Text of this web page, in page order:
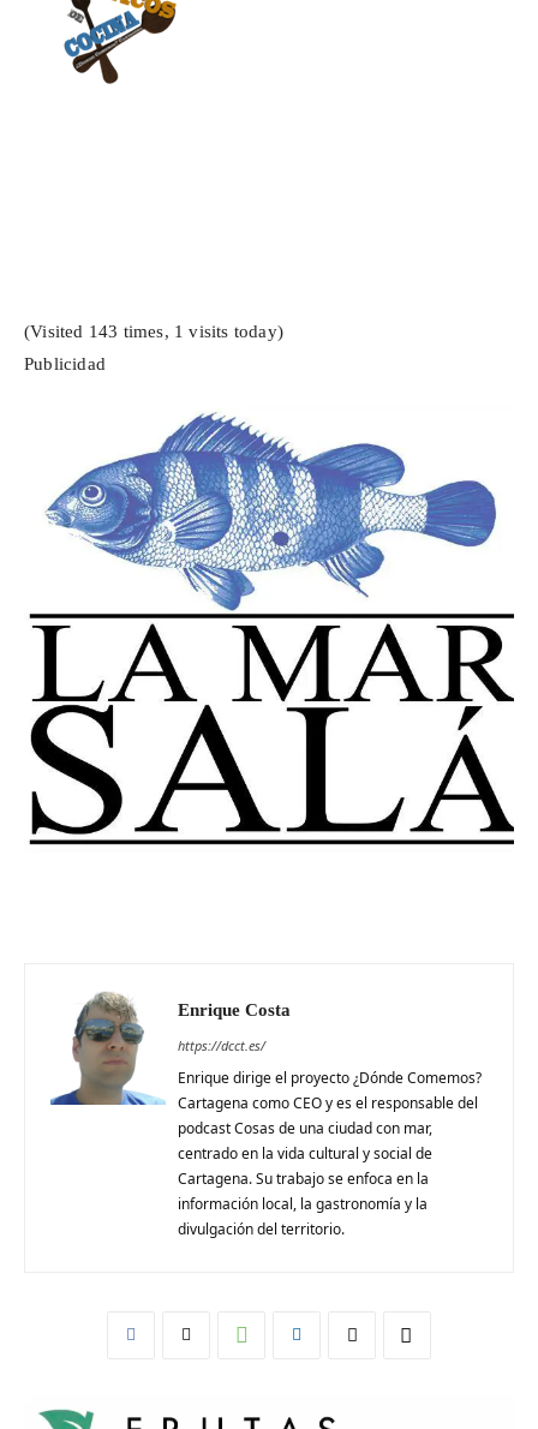
(Visited 143 times, 1 visits today)
Publicidad
Enrique Costa
https://dcct.es/
Enrique dirige el proyecto ¿Dónde Comemos?
Cartagena como CEO y es el responsable del
podcast Cosas de una ciudad con mar,
centrado en la vida cultural y social de
Cartagena. Su trabajo se enfoca en la
información local, la gastronomía y la
divulgación del territorio.